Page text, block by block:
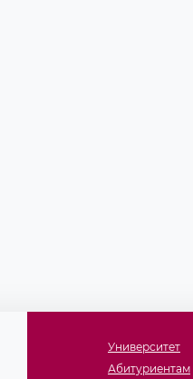
Университет
Абитуриентам